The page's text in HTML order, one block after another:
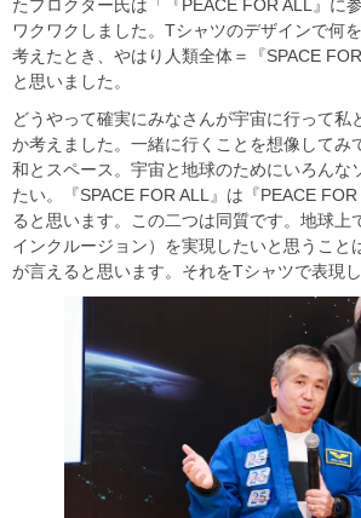
たプロクター氏は「『PEACE FOR ALL』に
ワクワクしました。Tシャツのデザインで何
考えたとき、やはり人類全体＝『SPACE
と思いました。
どうやって確実にみなさんが宇宙に行って私
か考えました。一緒に行くことを想像してみ
和とスペース。宇宙と地球のためにいろんな
たい。『SPACE FOR ALL』は『PEACE
ると思います。この二つは同質です。地球上
インクルージョン）を実現したいと思うこと
が言えると思います。それをTシャツで表現